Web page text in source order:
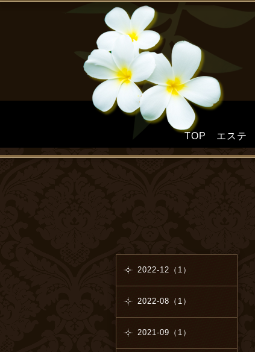
TOP エステ
2022-12（1）
2022-08（1）
2021-09（1）